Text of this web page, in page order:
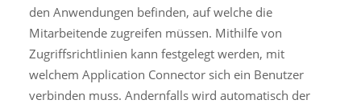
den Anwendungen befinden, auf welche die
Mitarbeitende zugreifen müssen. Mithilfe von
Zugriffsrichtlinien kann festgelegt werden, mit
welchem Application Connector sich ein Benutzer
verbinden muss. Andernfalls wird automatisch der